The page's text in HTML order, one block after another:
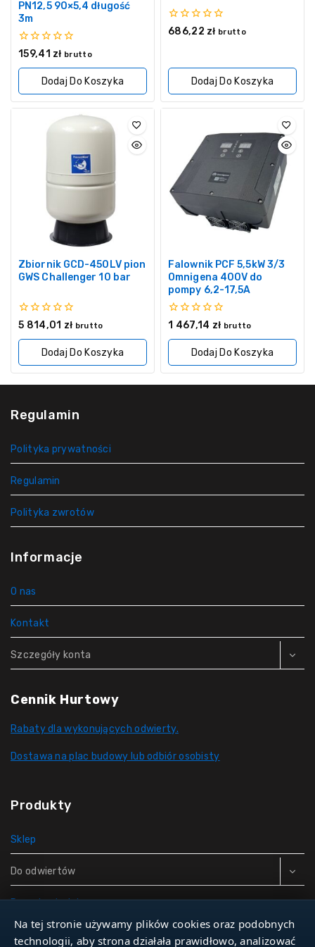
PN12,5 90×5,4 długość
3m
0
5
159,41 zł brutto
Dodaj Do Koszyka
0
686,22 zł brutto
Dodaj Do Koszyka
Zbiornik GCD-450LV pion
GWS Challenger 10 bar
0
5
5 814,01 zł brutto
Dodaj Do Koszyka
Falownik PCF 5,5kW 3/3
Omnigena 400V do
pompy 6,2-17,5A
0
5
1 467,14 zł brutto
Dodaj Do Koszyka
Regulamin
Polityka prywatności
Regulamin
Polityka zwrotów
Informacje
O nas
Kontakt
Szczegóły konta
Cennik Hurtowy
Rabaty dla wykonujących odwierty.
Dostawa na plac budowy lub odbiór osobisty
Produkty
Sklep
Do odwiertów
Rury do studni
Zbiorniki hydroforowe
Na tej stronie używamy plików cookies oraz podobnych
technologii, aby strona działała prawidłowo, analizować